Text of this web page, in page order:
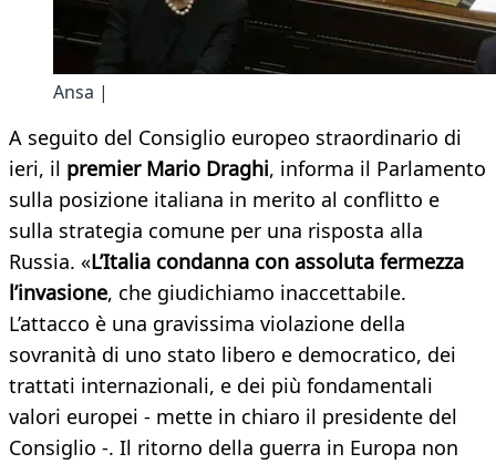
Ansa |
A seguito del Consiglio europeo straordinario di
ieri, il premier Mario Draghi, informa il Parlamento
sulla posizione italiana in merito al conflitto e
sulla strategia comune per una risposta alla
Russia. «L’Italia condanna con assoluta fermezza
l’invasione, che giudichiamo inaccettabile.
L’attacco è una gravissima violazione della
sovranità di uno stato libero e democratico, dei
trattati internazionali, e dei più fondamentali
valori europei - mette in chiaro il presidente del
Consiglio -. Il ritorno della guerra in Europa non